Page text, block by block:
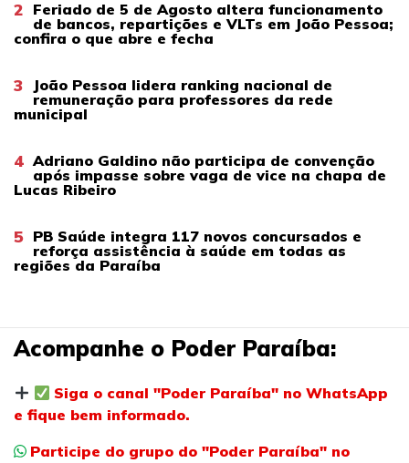
2 Feriado de 5 de Agosto altera funcionamento
de bancos, repartições e VLTs em João Pessoa;
confira o que abre e fecha
3
João Pessoa lidera ranking nacional de
remuneração para professores da rede
municipal
4 Adriano Galdino não participa de convenção
após impasse sobre vaga de vice na chapa de
Lucas Ribeiro
5 PB Saúde integra 117 novos concursados e
reforça assistência à saúde em todas as
regiões da Paraíba
Acompanhe o Poder Paraíba:
Siga o canal "Poder Paraíba" no WhatsApp
e fique bem informado.
Participe do grupo do "Poder Paraíba" no